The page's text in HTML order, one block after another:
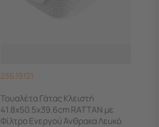
236.19121
Τουαλέτα Γάτας Κλειστή
41.8x50.5x39.6cm RATTAN με
Φίλτρο Ενεργού Άνθρακα Λευκό